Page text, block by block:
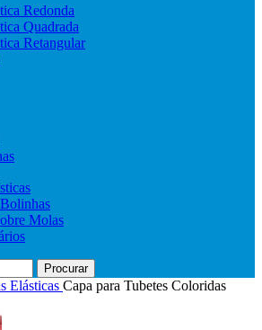
Redonda
Quadrada
Retangular
Molas
Procurar
Elásticas Capa para Tubetes Coloridas